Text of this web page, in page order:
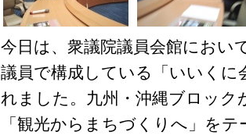
今日は、衆議院議員会館におい
議員で構成している「いいくに
れました。九州・沖縄ブロック
「観光からまちづくりへ」を